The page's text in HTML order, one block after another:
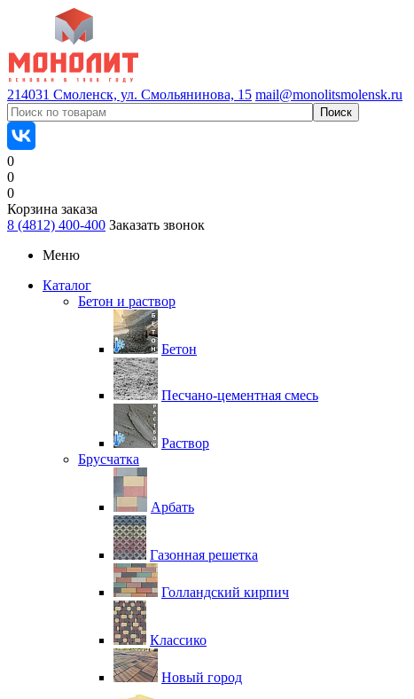
214031 Смоленск, ул. Смольянинова, 15 mail@monolitsmolensk.ru
0
0
0
Корзина заказа
8 (4812) 400-400 Заказать звонок
Меню
Каталог
Бетон и раствор
Бетон
Песчано-цементная смесь
Раствор
Брусчатка
Арбать
Газонная решетка
Голландский кирпич
Классико
Новый город